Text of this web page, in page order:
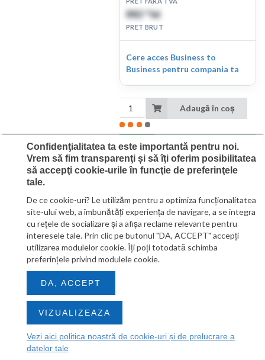
882 lei
PRET BRUT
Cere acces Business to
Business pentru compania ta
Adaugă în coș
Livrăm:
Miercuri, 19 august
Preț standard
Confidenţialitatea ta este importantă pentru noi.
Vrem să fim transparenţi și să îţi oferim posibilitatea
să accepţi cookie-urile în funcţie de preferinţele
tale.
De ce cookie-uri? Le utilizăm pentru a optimiza funcţionalitatea
site-ului web, a îmbunătăţi experienţa de navigare, a se integra
cu reţele de socializare şi a afişa reclame relevante pentru
interesele tale. Prin clic pe butonul "DA, ACCEPT" accepţi
utilizarea modulelor cookie. Îţi poţi totodată schimba
preferinţele privind modulele cookie.
DA, ACCEPT
VIZUALIZEAZA
Vezi aici politica noastră de cookie-uri și de prelucrare a
datelor tale